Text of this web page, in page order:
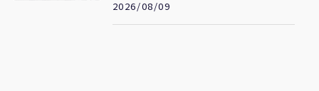
會這樣嗎？
2026/08/09